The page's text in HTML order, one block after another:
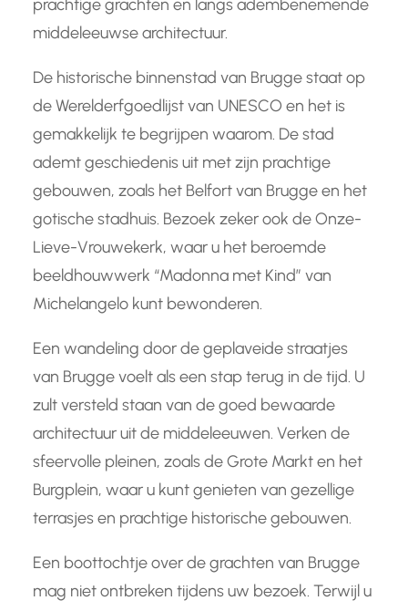
prachtige grachten en langs adembenemende
middeleeuwse architectuur.
De historische binnenstad van Brugge staat op
de Werelderfgoedlijst van UNESCO en het is
gemakkelijk te begrijpen waarom. De stad
ademt geschiedenis uit met zijn prachtige
gebouwen, zoals het Belfort van Brugge en het
gotische stadhuis. Bezoek zeker ook de Onze-
Lieve-Vrouwekerk, waar u het beroemde
beeldhouwwerk “Madonna met Kind” van
Michelangelo kunt bewonderen.
Een wandeling door de geplaveide straatjes
van Brugge voelt als een stap terug in de tijd. U
zult versteld staan van de goed bewaarde
architectuur uit de middeleeuwen. Verken de
sfeervolle pleinen, zoals de Grote Markt en het
Burgplein, waar u kunt genieten van gezellige
terrasjes en prachtige historische gebouwen.
Een boottochtje over de grachten van Brugge
mag niet ontbreken tijdens uw bezoek. Terwijl u